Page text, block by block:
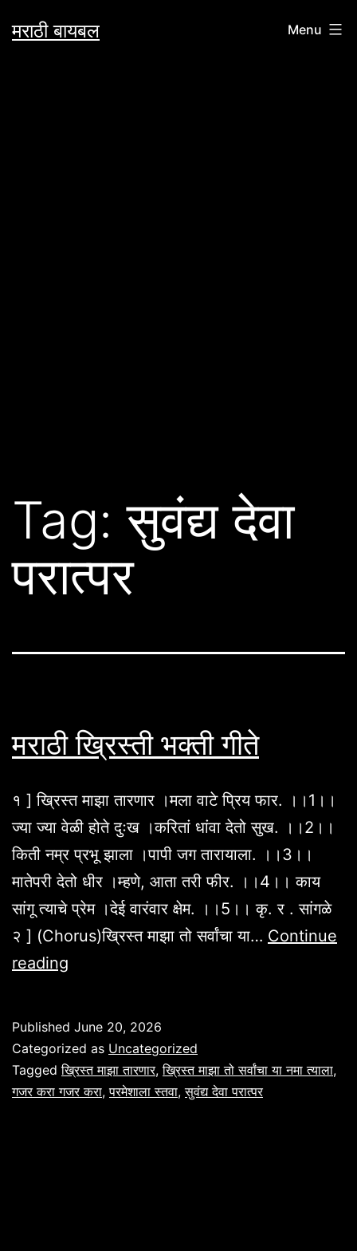
toमराठी बायबल Menu
Tag:सुवंद्य देवा
परात्पर
मराठी ख्रिस्ती भक्ती गीते
१ ] ख्रिस्त माझा तारणार ।मला वाटे प्रिय फार. ।।1।।
ज्या ज्या वेळी होते दुःख ।करितां धांवा देतो सुख. ।।2।।
किती नम्र प्रभू झाला ।पापी जग तारायाला. ।।3।।
मातेपरी देतो धीर ।म्हणे, आता तरी फीर. ।।4।। काय
सांगू त्याचे प्रेम ।देई वारंवार क्षेम. ।।5।। कृ. र . सांगळे
२ ] (Chorus)ख्रिस्त माझा तो सर्वांचा या… Continue
reading
गीते
Published June 20, 2026
Categorized as Uncategorized
Taggedख्रिस्त माझा तारणार,ख्रिस्त माझा तो सर्वांचा या नमा त्याला,
गजर करा गजर करा,परमेशाला स्तवा,सुवंद्य देवा परात्पर